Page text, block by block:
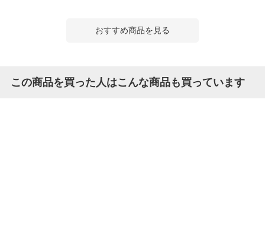
おすすめ商品を見る
この商品を買った人はこんな商品も買っています